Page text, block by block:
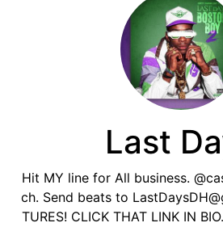
Last
Hit MY line for All business.
ch. Send beats to
TURES! CLICK THAT LINK IN BIO.